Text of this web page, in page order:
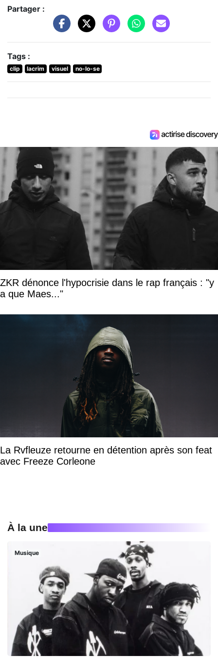
Partager :
Tags :
clip lacrim visuel no-lo-se
ZKR dénonce l'hypocrisie dans le rap français : "y
a que Maes..."
La Rvfleuze retourne en détention après son feat
avec Freeze Corleone
À la une
Musique